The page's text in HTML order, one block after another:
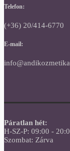
Telefon:
(+36) 20/414-6770
E-mail:
Páratlan hét:
H-SZ-P: 09:00 -
Szombat: Zárva